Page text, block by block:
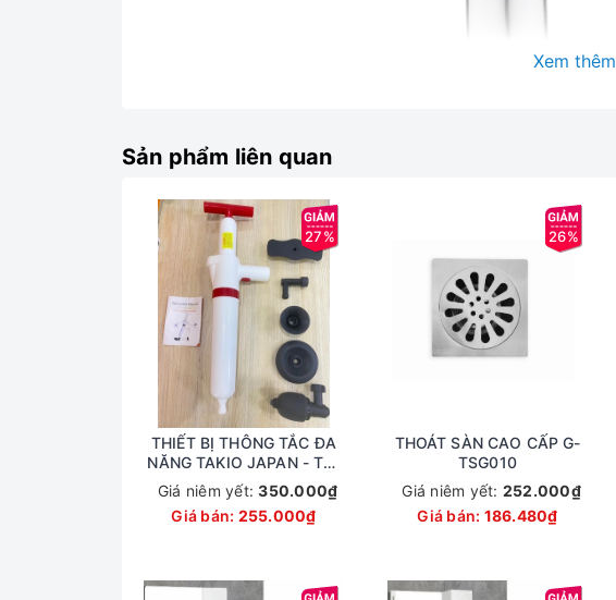
Xem thêm
Sản phẩm liên quan
27%
THIẾT BỊ THÔNG TẮC ĐA
NĂNG TAKIO JAPAN - TB-
TTDN-TKO
Giá niêm yết:350.000₫
Giá bán: 255.000₫
26%
THOÁT SÀN CAO CẤP G-
TSG010
Giá niêm yết: 252.000₫
Giá bán: 186.480₫